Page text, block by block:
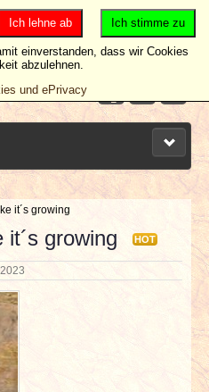
it´s growing
growing HOT
Ich stimme zu
Ich lehne ab
einverstanden, dass wir Cookies
abzulehnen.
und ePrivacy